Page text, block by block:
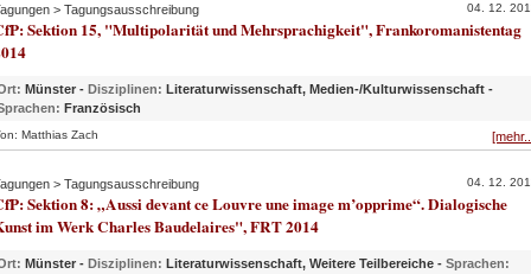
> Tagungsausschreibung 04. 12.
Sektion 15, "Multipolarität und Mehrsprachigkeit", Frankoromanistentag
Münster - Disziplinen: Literaturwissenschaft, Medien-/Kulturwissenschaft -
Französisch
Matthias Zach
> Tagungsausschreibung 04. 12.
Sektion 8: „Aussi devant ce Louvre une image m’opprime“. Dialogische
im Werk Charles Baudelaires", FRT 2014
Münster - Disziplinen: Literaturwissenschaft, Weitere Teilbereiche - Sprachen: